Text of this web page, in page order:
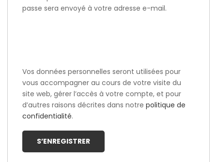
passe sera envoyé à votre adresse e-mail.
Vos données personnelles seront utilisées pour
vous accompagner au cours de votre visite du
site web, gérer l’accès à votre compte, et pour
d’autres raisons décrites dans notre politique de
confidentialité.
S’ENREGISTRER